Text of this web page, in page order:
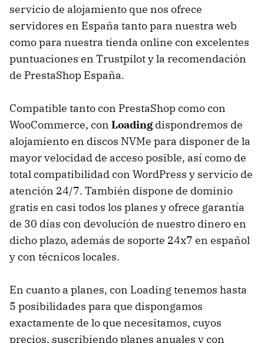
servicio de alojamiento que nos ofrece
servidores en España tanto para nuestra web
como para nuestra tienda online con excelentes
puntuaciones en Trustpilot y la recomendación
de PrestaShop España.
Compatible tanto con PrestaShop como con
WooCommerce, con Loadingdispondremos de
alojamiento en discos NVMe para disponer de la
mayor velocidad de acceso posible, así como de
total compatibilidad con WordPress y servicio de
atención 24/7. También dispone de dominio
gratis en casi todos los planes y ofrece garantía
de 30 días con devolución de nuestro dinero en
dicho plazo, además de soporte 24x7 en español
y con técnicos locales.
En cuanto a planes, con Loading tenemos hasta
5 posibilidades para que dispongamos
exactamente de lo que necesitamos, cuyos
precios, suscribiendo planes anuales y con